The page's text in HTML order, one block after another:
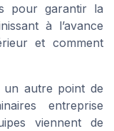
pour garantir la
à l’avance
et comment
un autre point de
entreprise
viennent de